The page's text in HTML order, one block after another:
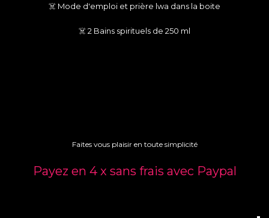
☠️ Mode d'emploi et prière lwa dans la boite
☠️ 2 Bains spirituels de 250 ml
Faites vous plaisir en toute simplicité
Payez en 4 x sans frais avec Paypal